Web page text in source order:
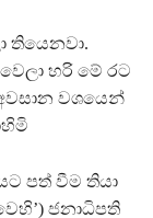
තියෙනවා.
හරි මේ රට
වශයෙන්
පත් වීම තියා
ජනාධිපති